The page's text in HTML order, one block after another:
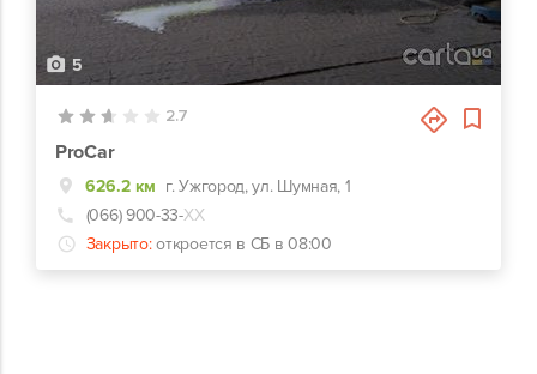
5
2.7
ProCar
626.2 км г. Ужгород, ул. Шумная, 1
(066) 900-33-ХХ
Закрыто: откроется в СБ в 08:00